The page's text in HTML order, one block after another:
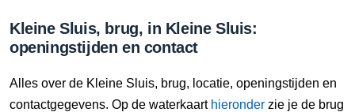
Kleine Sluis, brug, in Kleine Sluis:
openingstijden en contact
Alles over de Kleine Sluis, brug, locatie, openingstijden en
contactgegevens. Op de waterkaart hieronder zie je de brug